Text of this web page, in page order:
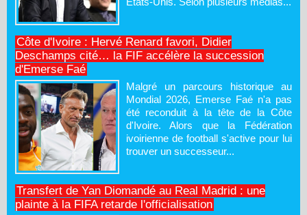
Côte d'Ivoire : Hervé Renard favori, Didier
Deschamps cité… la FIF accélère la succession
d'Emerse Faé
Malgré un parcours historique au
Mondial 2026, Emerse Faé n'a pas
été reconduit à la tête de la Côte
d'Ivoire. Alors que la Fédération
ivoirienne de football s'active pour lui
trouver un successeur...
Transfert de Yan Diomandé au Real Madrid : une
plainte à la FIFA retarde l'officialisation